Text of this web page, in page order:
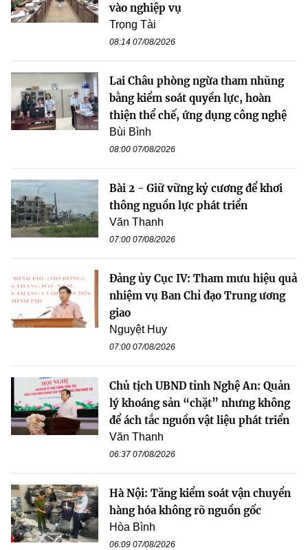
vào nghiệp vụ
Trọng Tài
08:14 07/08/2026
Lai Châu phòng ngừa tham nhũng
bằng kiểm soát quyền lực, hoàn
thiện thể chế, ứng dụng công nghệ
Bùi Bình
08:00 07/08/2026
Bài 2 - Giữ vững kỷ cương để khơi
thông nguồn lực phát triển
Văn Thanh
07:00 07/08/2026
Đảng ủy Cục IV: Tham mưu hiệu quả
nhiệm vụ Ban Chỉ đạo Trung ương
giao
Nguyệt Huy
07:00 07/08/2026
Chủ tịch UBND tỉnh Nghệ An: Quản
lý khoáng sản “chặt” nhưng không
để ách tắc nguồn vật liệu phát triển
Văn Thanh
06:37 07/08/2026
Hà Nội: Tăng kiểm soát vận chuyển
hàng hóa không rõ nguồn gốc
Hòa Bình
06:09 07/08/2026